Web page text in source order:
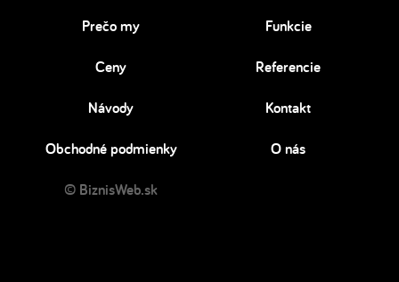
Prečo my Funkcie
Ceny Referencie
Návody Kontakt
Obchodné podmienky O nás
© BiznisWeb.sk